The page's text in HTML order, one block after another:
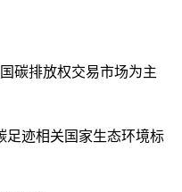
碳排放权交易市场为主
足迹相关国家生态环境标